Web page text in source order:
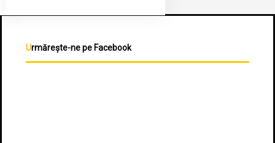
Urmărește-ne pe Facebook